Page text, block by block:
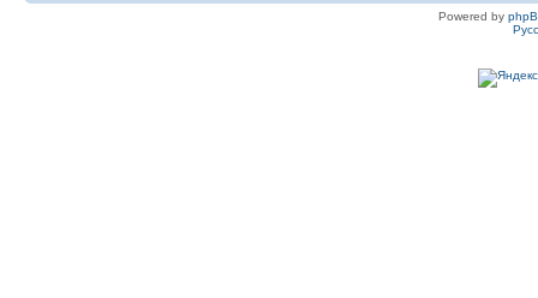
Powered by